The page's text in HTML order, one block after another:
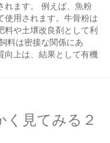
れます。 例えば、魚粉
使用されます。牛骨粉は
料や土壌改良剤として利
料は密接な関係にあ
向上は、結果として有機
く見てみる２